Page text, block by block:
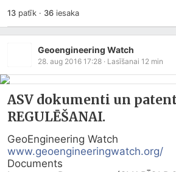
13patīk · 36iesaka
Geoengineering Watch
28. aug 2016 17:28 · Lasīšanai 12 min
ASV dokumenti un
REGULĒŠANAI.
www.geoengineeringwatch.org/
Documents